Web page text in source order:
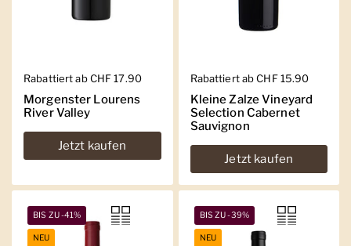
Regulärer Preis
Rabattiert ab CHF 17.90
Morgenster Lourens
River Valley
Jetzt kaufen
Regulärer Preis
Rabattiert ab CHF 15.90
Kleine Zalze Vineyard
Selection Cabernet
Sauvignon
Jetzt kaufen
BIS ZU -41%
NEU
BIS ZU -39%
NEU